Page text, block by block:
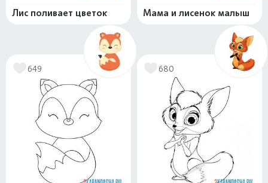
Лис поливает цветок Мама и лисенок малыш
649 680